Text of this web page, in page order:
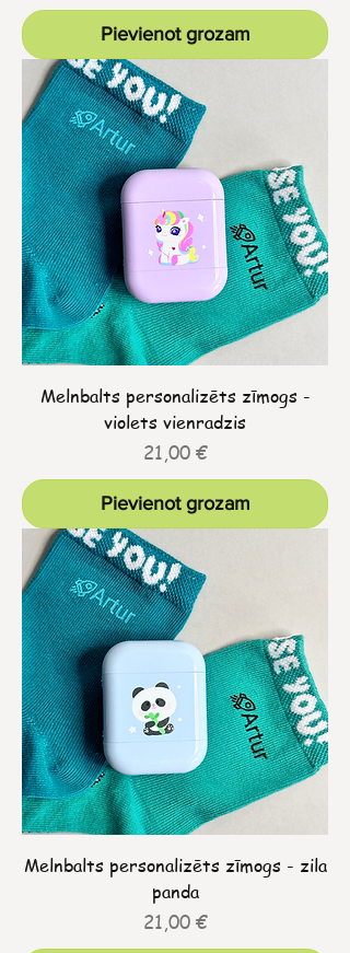
Pievienot grozam
Melnbalts personalizēts zīmogs -
violets vienradzis
Cena
21,00 €
Pievienot grozam
Melnbalts personalizēts zīmogs - zila
panda
Cena
21,00 €